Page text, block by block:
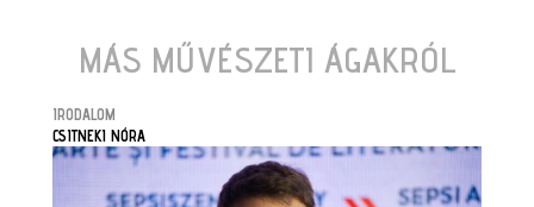
MÁS MŰVÉSZETI ÁGAKRÓL
IRODALOM
CSITNEKI NÓRA